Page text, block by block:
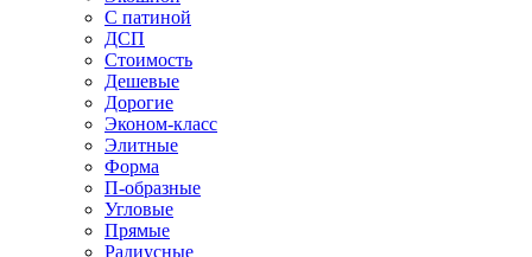
С патиной
ДСП
Стоимость
Дешевые
Дорогие
Эконом-класс
Элитные
Форма
П-образные
Угловые
Прямые
Радиусные